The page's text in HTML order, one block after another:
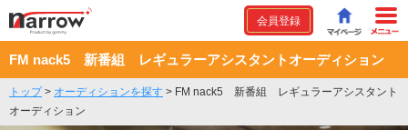
会員登録
FM nack5 新番組 レギュラーアシスタントオーディション
トップ> オーディションを探す > FM nack5 新番組 レギュラーアシスタント
オーディション